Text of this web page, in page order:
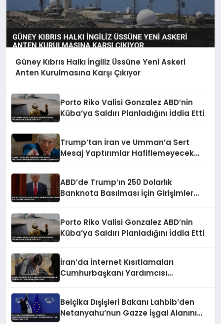
Güney Kıbrıs Halkı İngiliz Üssüne Yeni Askeri
Anten Kurulmasına Karşı Çıkıyor
Porto Riko Valisi Gonzalez ABD’nin
Küba’ya Saldırı Planladığını İddia Etti
Trump’tan İran ve Umman’a Sert
Mesaj Yaptırımlar Hafiflemeyecek
ABD’de Trump’ın 250 Dolarlık
Banknota Basılması İçin Girişimler
Porto Riko Valisi Gonzalez ABD’nin
Küba’ya Saldırı Planladığını İddia Etti
İran’da İnternet Kısıtlamaları
Cumhurbaşkanı Yardımcısı
Belçika Dışişleri Bakanı Lahbib’den
Netanyahu’nun Gazze İşgal Alanını